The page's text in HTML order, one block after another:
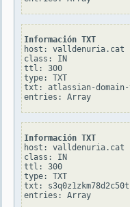
Información TXT
host: valldenuria.cat
class: IN
ttl: 300
type: TXT
txt: atlassian-domain-
Información TXT
host: valldenuria.cat
class: IN
ttl: 300
type: TXT
txt: